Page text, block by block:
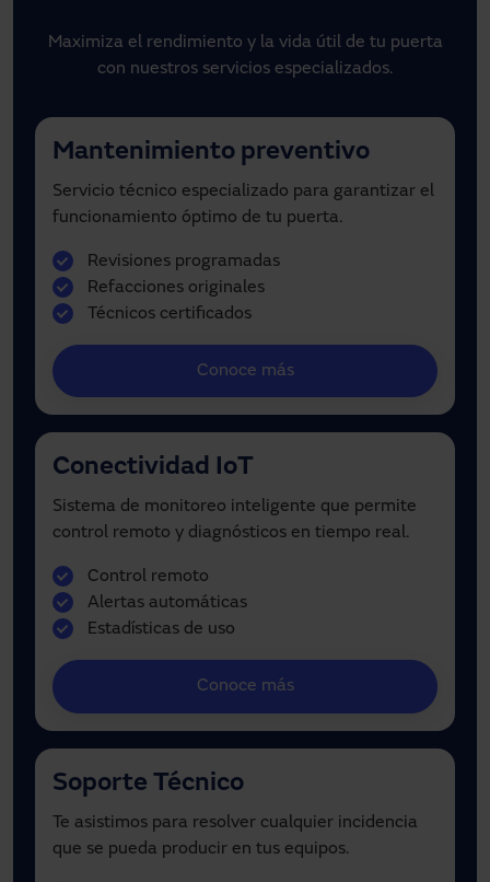
Maximiza el rendimiento y la vida útil de tu puerta
con nuestros servicios especializados.
Mantenimiento preventivo
Servicio técnico especializado para garantizar el
funcionamiento óptimo de tu puerta.
Revisiones programadas
Refacciones originales
Técnicos certificados
Conoce más
Conectividad IoT
Sistema de monitoreo inteligente que permite
control remoto y diagnósticos en tiempo real.
Control remoto
Alertas automáticas
Estadísticas de uso
Conoce más
Soporte Técnico
Te asistimos para resolver cualquier incidencia
que se pueda producir en tus equipos.